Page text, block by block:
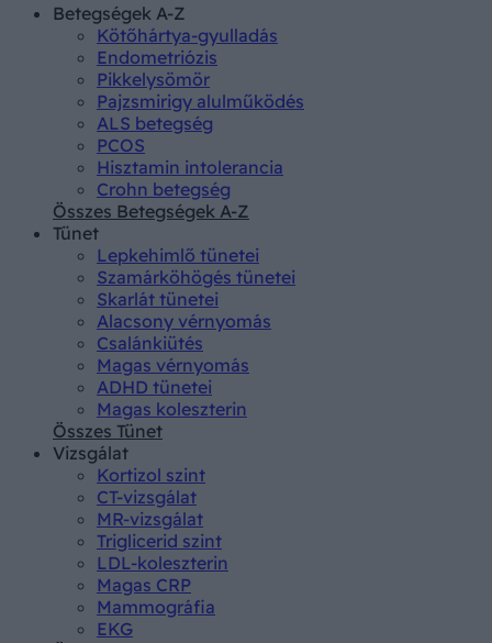
Betegségek A-Z
Kötőhártya-gyulladás
Endometriózis
Pikkelysömör
Pajzsmirigy alulműködés
ALS betegség
PCOS
Hisztamin intolerancia
Crohn betegség
Összes Betegségek A-Z
Tünet
Lepkehimlő tünetei
Szamárköhögés tünetei
Skarlát tünetei
Alacsony vérnyomás
Csalánkiütés
Magas vérnyomás
ADHD tünetei
Magas koleszterin
Összes Tünet
Vizsgálat
Kortizol szint
CT-vizsgálat
MR-vizsgálat
Triglicerid szint
LDL-koleszterin
Magas CRP
Mammográfia
EKG